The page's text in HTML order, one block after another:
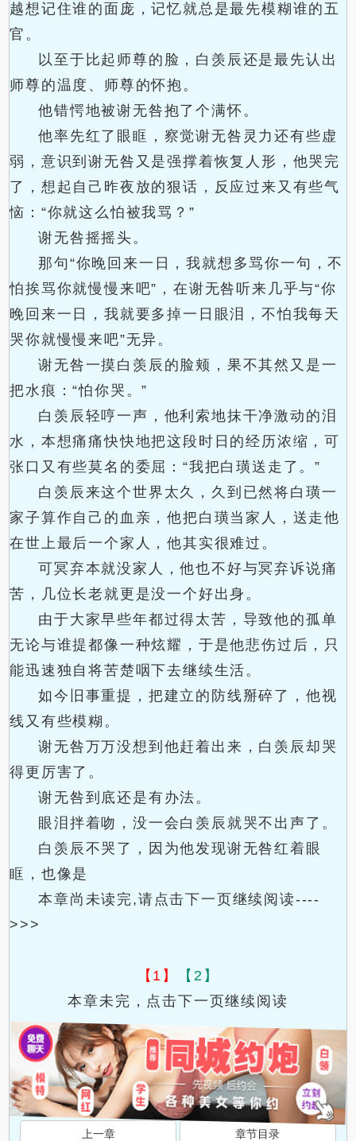
越想记住谁的面庞，记忆就总是最先模糊谁的五
官。
以至于比起师尊的脸，白羡辰还是最先认出
师尊的温度、师尊的怀抱。
他错愕地被谢无咎抱了个满怀。
他率先红了眼眶，察觉谢无咎灵力还有些虚
弱，意识到谢无咎又是强撑着恢复人形，他哭完
了，想起自己昨夜放的狠话，反应过来又有些气
恼：“你就这么怕被我骂？”
谢无咎摇摇头。
那句“你晚回来一日，我就想多骂你一句，不
怕挨骂你就慢慢来吧”，在谢无咎听来几乎与“你
晚回来一日，我就要多掉一日眼泪，不怕我每天
哭你就慢慢来吧”无异。
谢无咎一摸白羡辰的脸颊，果不其然又是一
把水痕：“怕你哭。”
白羡辰轻哼一声，他利索地抹干净激动的泪
水，本想痛痛快快地把这段时日的经历浓缩，可
张口又有些莫名的委屈：“我把白璜送走了。”
白羡辰来这个世界太久，久到已然将白璜一
家子算作自己的血亲，他把白璜当家人，送走他
在世上最后一个家人，他其实很难过。
可冥弃本就没家人，他也不好与冥弃诉说痛
苦，几位长老就更是没一个好出身。
由于大家早些年都过得太苦，导致他的孤单
无论与谁提都像一种炫耀，于是他悲伤过后，只
能迅速独自将苦楚咽下去继续生活。
如今旧事重提，把建立的防线掰碎了，他视
线又有些模糊。
谢无咎万万没想到他赶着出来，白羡辰却哭
得更厉害了。
谢无咎到底还是有办法。
眼泪拌着吻，没一会白羡辰就哭不出声了。
白羡辰不哭了，因为他发现谢无咎红着眼
眶，也像是
本章尚未读完,请点击下一页继续阅读----
>>>
【1】
【2】
本章未完，点击下一页继续阅读
上一章 章节目录